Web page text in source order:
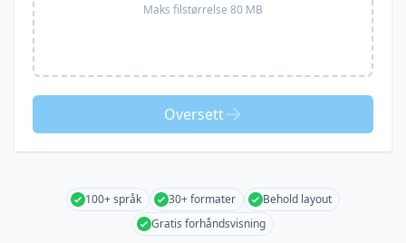
Maks filstørrelse 80 MB
Oversett
100+ språk 30+ formater
Behold layout
Gratis forhåndsvisning